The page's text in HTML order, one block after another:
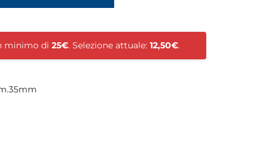
minimo di 25€. Selezione attuale: 12,50€.